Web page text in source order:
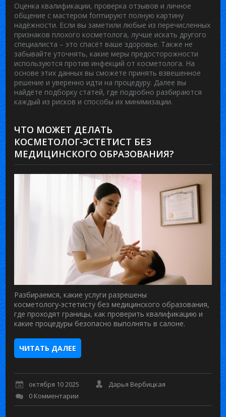
Оценка квалификации, проверка отзывов и личное
общение с мастером formируют полную картину
надёжности. Если вы заметили любые из перечисленных
признаков плохого косметолога, лучше искать другого
специалиста – это спасёт ваше здоровье. Также не
забывайте уточнять, какие меры предосторожности
используются против инфекций от косметолога. На
основе этих данных вы сможете принять взвешенное
решение и уверенно идти на процедуру. Далее вы
найдёте подборку статей, где подробно разбираются
каждый из рисков и способы их минимизации.
ЧТО МОЖЕТ ДЕЛАТЬ
КОСМЕТОЛОГ‑ЭСТЕТИСТ БЕЗ
МЕДИЦИНСКОГО ОБРАЗОВАНИЯ?
Разбираемся, какие услуги разрешены
косметологу‑эстетисту без медицинского образования,
где проходят границы, как проверить квалификацию и
какие процедуры безопасно выполнять в салоне.
ЧИТАТЬ ДАЛЕЕ
октября 10 2025
Дарья Вербицкая
0 Комментарии